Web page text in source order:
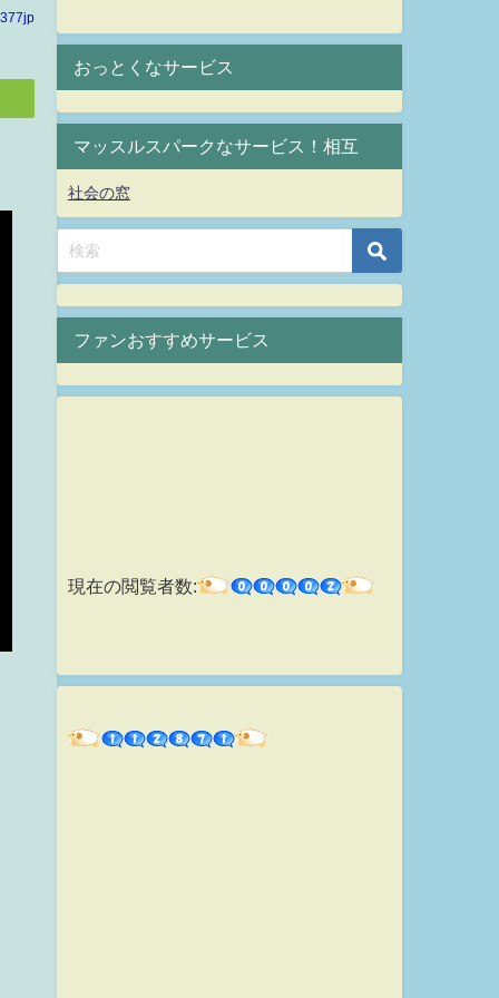
おっとくなサービス
マッスルスパークなサービス！相互
社会の窓
ファンおすすめサービス
現在の閲覧者数: